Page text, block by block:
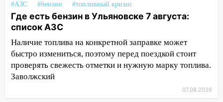
09:35
В Ульяновске директора фирмы
будут судить за неуплату налогов на 48
млн рублей
08:22 Подросток на питбайке сбил
велосипедистку: пострадали двое
07:20 Жара возвращается: ожидается
#АЗС
#бензин #топливный кризис
Где есть бензин в Ульяновске 7 августа:
список АЗС
Наличие топлива на конкретной заправке может
быстро измениться, поэтому перед поездкой стоит
проверять свежесть отметки и нужную марку топлива.
Заволжский
07.08.2026